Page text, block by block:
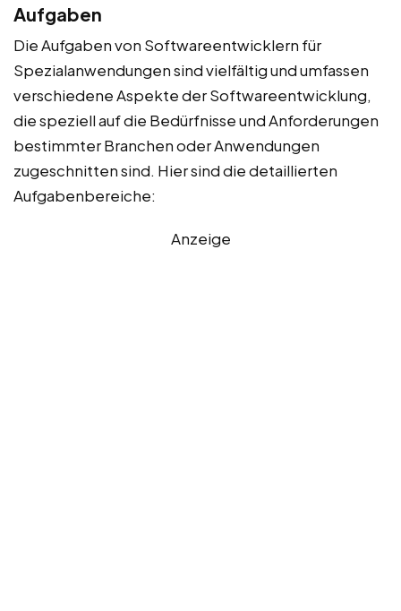
Aufgaben
Die Aufgaben von Softwareentwicklern für
Spezialanwendungen sind vielfältig und umfassen
verschiedene Aspekte der Softwareentwicklung,
die speziell auf die Bedürfnisse und Anforderungen
bestimmter Branchen oder Anwendungen
zugeschnitten sind. Hier sind die detaillierten
Aufgabenbereiche:
Anzeige